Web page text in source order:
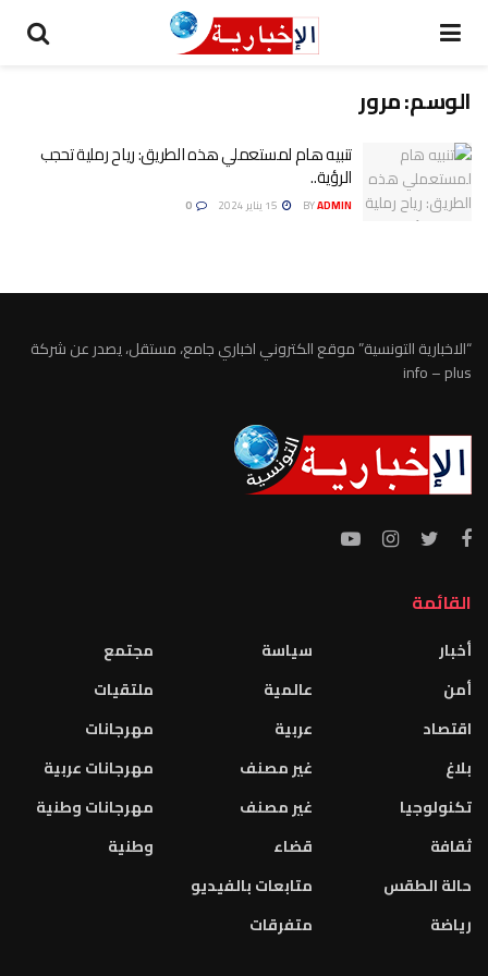
الوسم:مرور
تنبيه هام لمستعملي هذه الطريق: رياح رملية تحجب
الرؤية..
BYADMIN
“الاخبارية التونسية” موقع الكتروني اخباري جامع، مستقل، يصدر عن شركة
info – plus
القائمة
أخبار
أمن
اقتصاد
بلاغ
تكنولوجيا
ثقافة
حالة الطقس
رياضة
سياسة
عالمية
عربية
غير مصنف
غير مصنف
قضاء
متابعات بالفيديو
متفرقات
مجتمع
ملتقيات
مهرجانات
مهرجانات عربية
مهرجانات وطنية
وطنية